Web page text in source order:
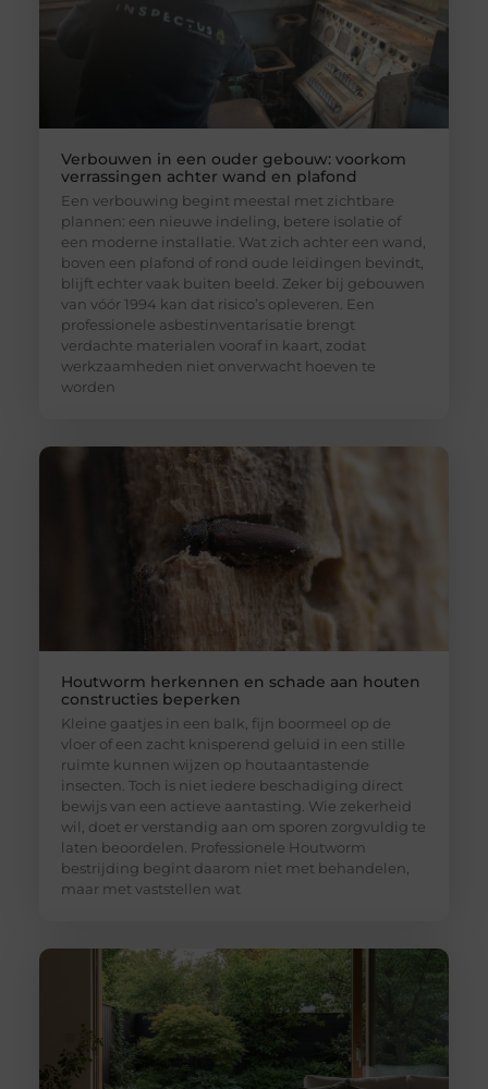
Verbouwen in een ouder gebouw: voorkom
verrassingen achter wand en plafond
Een verbouwing begint meestal met zichtbare
plannen: een nieuwe indeling, betere isolatie of
een moderne installatie. Wat zich achter een wand,
boven een plafond of rond oude leidingen bevindt,
blijft echter vaak buiten beeld. Zeker bij gebouwen
van vóór 1994 kan dat risico’s opleveren. Een
professionele asbestinventarisatie brengt
verdachte materialen vooraf in kaart, zodat
werkzaamheden niet onverwacht hoeven te
worden
Houtworm herkennen en schade aan houten
constructies beperken
Kleine gaatjes in een balk, fijn boormeel op de
vloer of een zacht knisperend geluid in een stille
ruimte kunnen wijzen op houtaantastende
insecten. Toch is niet iedere beschadiging direct
bewijs van een actieve aantasting. Wie zekerheid
wil, doet er verstandig aan om sporen zorgvuldig te
laten beoordelen. Professionele Houtworm
bestrijding begint daarom niet met behandelen,
maar met vaststellen wat